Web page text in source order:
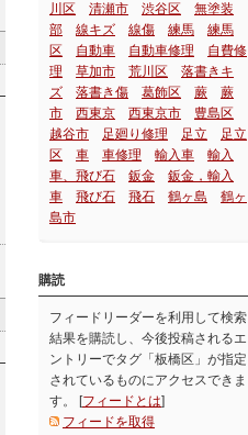
川区
清瀬市 渋谷区
無塗装
部
線キズ 線傷 練馬
練馬
区
自動車 自動車修理
自費修
理
草加市 荒川区
落書きキ
ズ
落書き傷 葛飾区 蕨
蕨
市
西東京 西東京市
豊島区
越谷市
足廻り修理 足立
足立
区
車 車修理 輸入車
輸入
車、飛び石
鈑金
鈑金，輸入
車
飛び石 飛石 鶴ヶ島
鶴ヶ
島市
購読
フィードリーダーを利用して検索
結果を購読し、今後投稿されるエ
ントリーでタグ「板橋区」が指定
されているものにアクセスできま
す。 [フィードとは]
フィードを取得